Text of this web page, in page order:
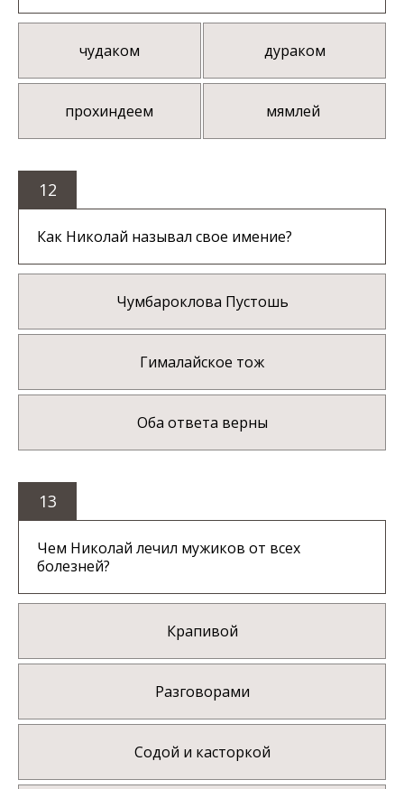
чудаком дураком
прохиндеем мямлей
12
Как Николай называл свое имение?
Чумбароклова Пустошь
Гималайское тож
Оба ответа верны
13
Чем Николай лечил мужиков от всех
болезней?
Крапивой
Разговорами
Содой и касторкой